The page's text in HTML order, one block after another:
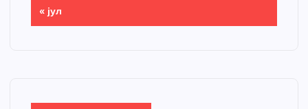
« јул